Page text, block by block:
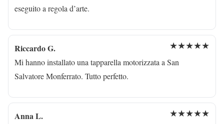
eseguito a regola d’arte.
Riccardo G. ★★★★★
Mi hanno installato una tapparella motorizzata a San
Salvatore Monferrato. Tutto perfetto.
Anna L. ★★★★★